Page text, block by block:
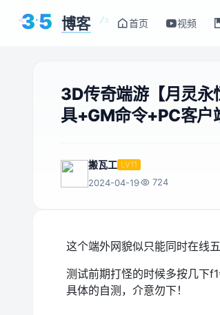
< />
35 博客 首页 视频
3D传奇端游【月灵
具+GM命令+PC客户
搬瓦工 LV11
2024-04-19 724
这个端外网貌似只能同时在线
测试前期打怪的时候多按几下
具体的自测，介意勿下！